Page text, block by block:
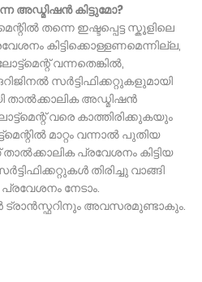
അഡ്മിഷൻ കിട്ടുമോ?
തന്നെ ഇഷ്ടപ്പെട്ട സ്കൂളിലെ
കിട്ടിക്കൊള്ളണമെന്നില്ല,
വന്നതെങ്കിൽ,
സർട്ടിഫിക്കറ്റുകളുമായി
താൽക്കാലിക അഡ്മിഷൻ
വരെ കാത്തിരിക്കുകയും
മാറ്റം വന്നാൽ പുതിയ
പ്രവേശനം കിട്ടിയ
തിരിച്ചു വാങ്ങി
നേടാം.
അവസരമുണ്ടാകും.